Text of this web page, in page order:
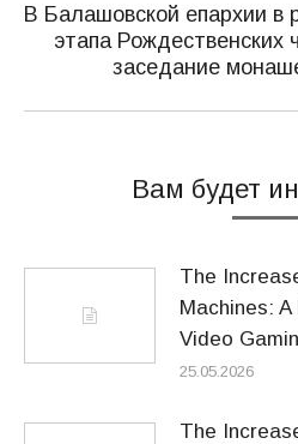
В Балашовской епархии в
этапа Рождественских
заседание
Вам будет
The
Machines:
Video
25.05.2026
The